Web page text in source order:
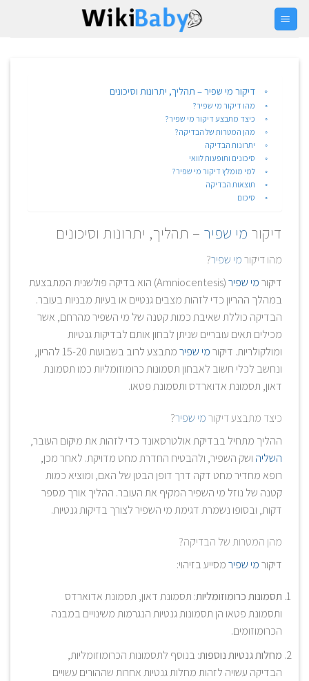
Skip
דיקור מי שפיר – תהליך, יתרונות וסיכונים
מהו דיקור מי שפיר?
כיצד מתבצע דיקור מי שפיר?
מהן המטרות של הבדיקה?
יתרונות הבדיקה
סיכונים ותופעות לוואי
למי מומלץ דיקור מי שפיר?
תוצאות הבדיקה
סיכום
דיקור מי שפיר – תהליך, יתרונות וסיכונים
מהו דיקורמי שפיר?
דיקורמי שפיר
(Amniocentesis) הוא בדיקה פולשנית המתבצעת
במהלך ההריון כדי לזהות מצבים גנטיים או בעיות מבניות בעובר.
הבדיקה כוללת שאיבת כמות קטנה של מי השפיר מהרחם, אשר
מכילים תאים עובריים שניתן לבחון אותם לבדיקות גנטיות
ומולקולריות. דיקורמי שפיר
מתבצע לרוב בשבועות 15-20 להריון,
ונחשב לכלי חשוב לאבחון תסמונות כרומוזומליות כמו תסמונת
דאון, תסמונת אדוארדס ותסמונת פטאו.
כיצד מתבצע דיקורמי שפיר?
ההליך מתחיל בבדיקת אולטרסאונד כדי לזהות את מיקום העובר,
השליה ושק השפיר, ולהבטיח החדרת מחט מדויקת. לאחר מכן,
רופא מחדיר מחט דקה דרך דופן הבטן של האם, ומוציא כמות
קטנה של נוזל מי השפיר המקיף את העובר. ההליך אורך מספר
דקות, ובסופו נשמרת דגימת מי השפיר לצורך בדיקות גנטיות.
מהן המטרות של הבדיקה?
דיקורמי שפירמסייע בזיהוי:
תסמונות כרומוזומליות: תסמונת דאון, תסמונת אדוארדס
ותסמונת פטאו הן תסמונות גנטיות הנגרמות משינויים במבנה
הכרומוזומים.
מחלות גנטיות נוספות: בנוסף לתסמונות הכרומוזומליות,
הבדיקה עשויה לזהות מחלות גנטיות אחרות שההורים עשויים